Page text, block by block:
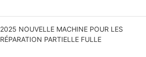
2025 NOUVELLE MACHINE POUR LES
RÉPARATION PARTIELLE FULLE